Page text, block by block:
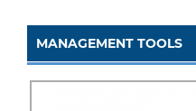
MANAGEMENT TOOLS